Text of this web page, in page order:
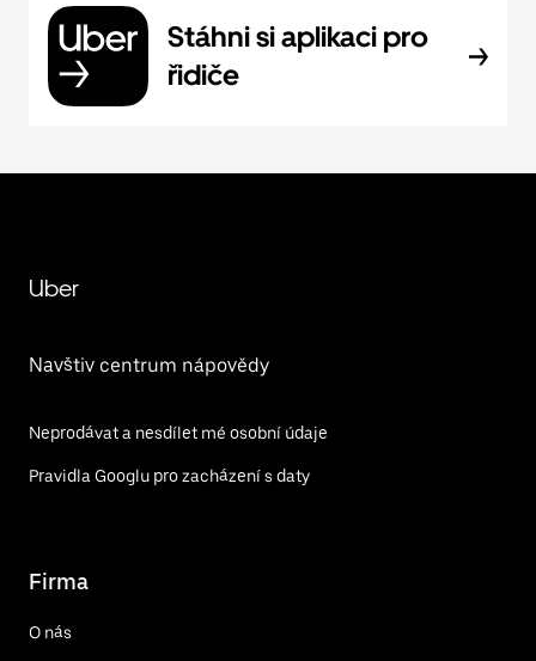
Stáhni si aplikaci pro
řidiče
Uber
Navštiv centrum nápovědy
Neprodávat a nesdílet mé osobní údaje
Pravidla Googlu pro zacházení s daty
Firma
O nás